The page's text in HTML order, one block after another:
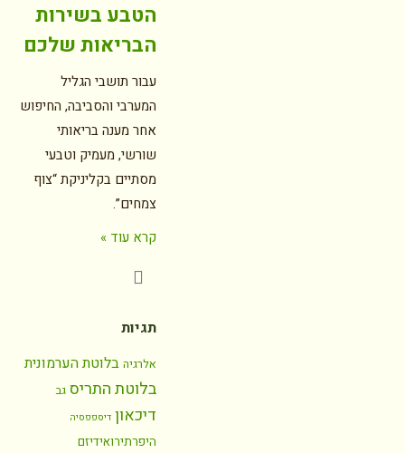
הטבע בשירות
הבריאות שלכם
עבור תושבי הגליל
המערבי והסביבה, החיפוש
אחר מענה בריאותי
שורשי, מעמיק וטבעי
מסתיים בקליניקת “צוף
קרא עוד »
בלוטת הערמונית
בלוטת התריס גב
דיספפסיה
היפרתירואידיזם